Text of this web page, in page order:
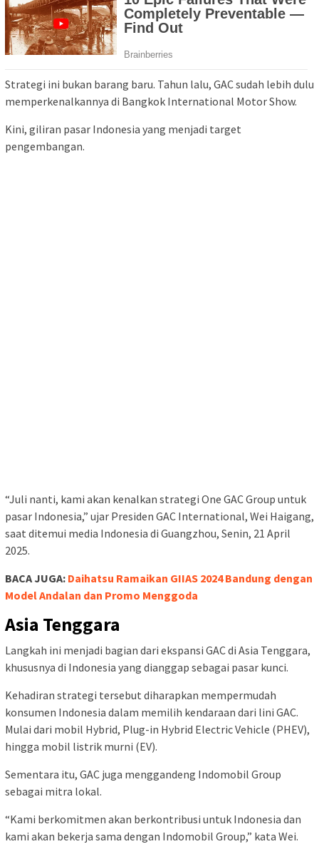
Strategi ini bukan barang baru. Tahun lalu, GAC sudah lebih dulu
memperkenalkannya di Bangkok International Motor Show.
Kini, giliran pasar Indonesia yang menjadi target
pengembangan.
“Juli nanti, kami akan kenalkan strategi One GAC Group untuk
pasar Indonesia,” ujar Presiden GAC International, Wei Haigang,
saat ditemui media Indonesia di Guangzhou, Senin, 21 April
2025.
BACA JUGA: Daihatsu Ramaikan GIIAS 2024 Bandung dengan
Model Andalan dan Promo Menggoda
Asia Tenggara
Langkah ini menjadi bagian dari ekspansi GAC di Asia Tenggara,
khususnya di Indonesia yang dianggap sebagai pasar kunci.
Kehadiran strategi tersebut diharapkan mempermudah
konsumen Indonesia dalam memilih kendaraan dari lini GAC.
Mulai dari mobil Hybrid, Plug-in Hybrid Electric Vehicle (PHEV),
hingga mobil listrik murni (EV).
Sementara itu, GAC juga menggandeng Indomobil Group
sebagai mitra lokal.
“Kami berkomitmen akan berkontribusi untuk Indonesia dan
kami akan bekerja sama dengan Indomobil Group,” kata Wei.